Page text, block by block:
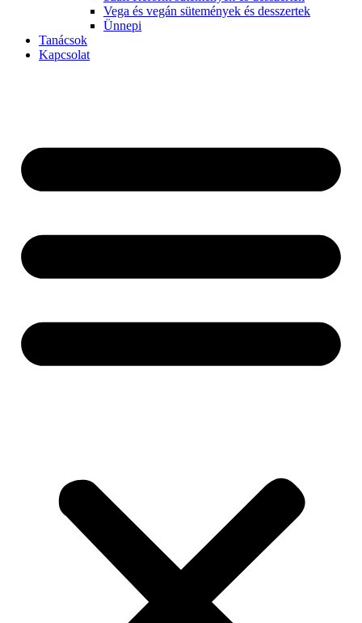
Vega és vegán sütemények és desszertek
Ünnepi
Tanácsok
Kapcsolat